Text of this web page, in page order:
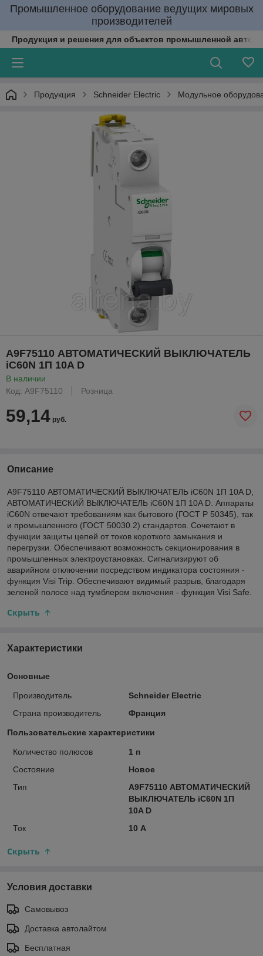
Промышленное оборудование ведущих мировых
производителей
Продукция и решения для объектов промышленной
Продукция Schneider Electric Модульное
A9F75110 АВТОМАТИЧЕСКИЙ ВЫКЛЮЧАТЕЛЬ
iC60N 1П 10A D
В наличии
Код: A9F75110
Розница
59,14 руб.
Описание
A9F75110 АВТОМАТИЧЕСКИЙ ВЫКЛЮЧАТЕЛЬ iC60N 1П 10A D,
АВТОМАТИЧЕСКИЙ ВЫКЛЮЧАТЕЛЬ iC60N 1П 10A D. Аппараты
iC60N отвечают требованиям как бытового (ГОСТ Р 50345), так
и промышленного (ГОСТ 50030.2) стандартов. Сочетают в
функции защиты цепей от токов короткого замыкания и
перегрузки. Обеспечивают возможность секционирования в
промышленных электроустановках. Сигнализируют об
аварийном отключении посредством индикатора состояния -
функция Visi Trip. Обеспечивают видимый разрыв, благодаря
зеленой полосе над тумблером включения - функция Visi Safe.
Скрыть
Характеристики
Основные
Производитель
Schneider Electric
Страна производитель
Франция
Пользовательские характеристики
Количество полюсов
1 п
Состояние
Новое
Тип
A9F75110 АВТОМАТИЧЕСКИЙ
ВЫКЛЮЧАТЕЛЬ iC60N 1П
10A D
Ток
10 А
Скрыть
Условия доставки
Самовывоз
Доставка автолайтом
Бесплатная